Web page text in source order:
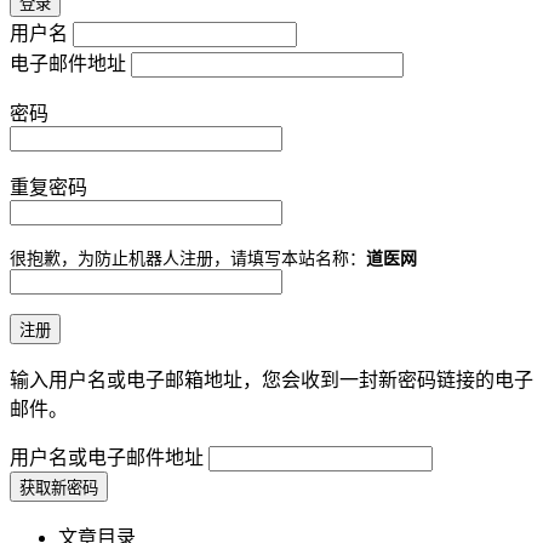
用户名
电子邮件地址
密码
重复密码
很抱歉，为防止机器人注册，请填写本站名称： 道医网
输入用户名或电子邮箱地址，您会收到一封新密码链接的电子
邮件。
用户名或电子邮件地址
文章目录